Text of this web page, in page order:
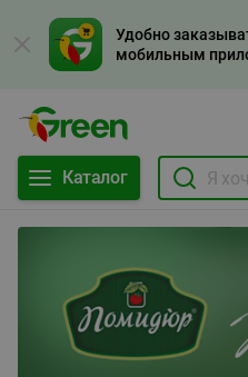
Удобно
мобильным
Каталог